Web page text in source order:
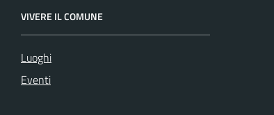
VIVERE IL COMUNE
Luoghi
Eventi